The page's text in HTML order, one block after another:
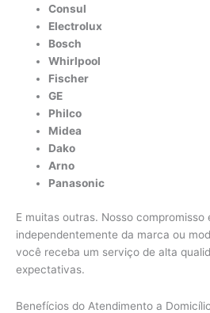
Consul
Electrolux
Bosch
Whirlpool
Fischer
GE
Philco
Midea
Dako
Arno
Panasonic
E muitas outras. Nosso compromisso
independentemente da marca ou
você receba um serviço de alta
expectativas.
Benefícios do Atendimento a